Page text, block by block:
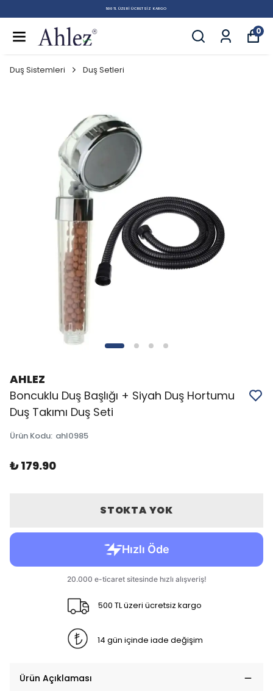
500 TL ÜZERI ÜCRETSIZ KARGO
0
Duş Sistemleri Duş Setleri
AHLEZ
Boncuklu Duş Başlığı + Siyah Duş Hortumu
Duş Takımı Duş Seti
Ürün Kodu: ahl0985
₺ 179.90
STOKTA YOK
500 TL üzeri ücretsiz kargo
14 gün içinde iade değişim
Ürün Açıklaması